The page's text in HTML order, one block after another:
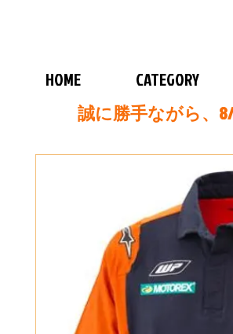
HOME CATEGORY
誠に勝手ながら、